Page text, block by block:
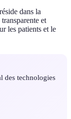
dans la
et
les patients et le
des technologies